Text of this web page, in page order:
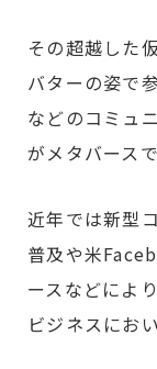
その超越した
バターの姿で
などのコミュ
がメタバースで
近年では新型
普及や米
ースなどによ
ビジネスにお